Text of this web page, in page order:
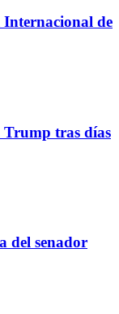
Internacional de
Trump tras días
del senador